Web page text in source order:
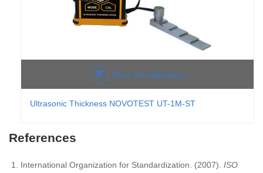
Baca selengkapnya
Ultrasonic Thickness NOVOTEST UT-1M-ST
References
International Organization for Standardization. (2007). ISO